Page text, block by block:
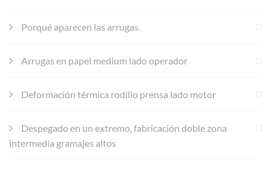
Porqué aparecen las arrugas.
Arrugas en papel medium lado operador
Deformación térmica rodillo prensa lado motor
Despegado en un extremo, fabricación doble zona
intermedia gramajes altos